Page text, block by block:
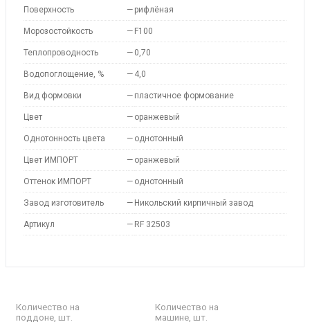
Поверхность — рифлёная
Морозостойкость — F100
Теплопроводность — 0,70
Водопоглощение, % — 4,0
Вид формовки — пластичное формование
Цвет — оранжевый
Однотонность цвета — однотонный
Цвет ИМПОРТ — оранжевый
Оттенок ИМПОРТ — однотонный
Завод изготовитель — Никольский кирпичный завод
Артикул — RF 32503
Количество на
поддоне, шт.
Количество на
машине, шт.